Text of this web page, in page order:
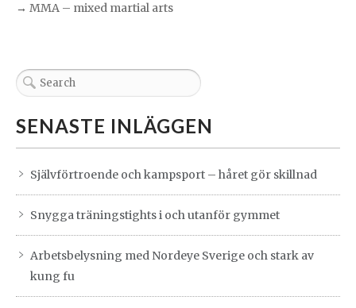
→ MMA – mixed martial arts
SENASTE INLÄGGEN
Självförtroende och kampsport – håret gör skillnad
Snygga träningstights i och utanför gymmet
Arbetsbelysning med Nordeye Sverige och stark av
kung fu